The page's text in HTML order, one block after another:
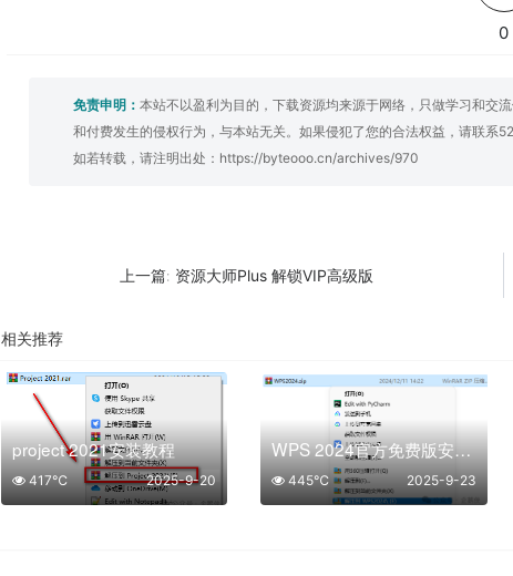
0
免责申明： 本站不以盈利为目的，下载资源均来源于网络，只做学习和交
和付费发生的侵权行为，与本站无关。如果侵犯了您的合法权益，请联系
如若转载，请注明出处： https://byteooo.cn/archives/970
上一篇: 资源大师Plus 解锁VIP高级版
相关推荐
project 2021安装教程
2025-9-20
417℃
WPS 2024官方免费版安装教程
2025-9-23
445℃